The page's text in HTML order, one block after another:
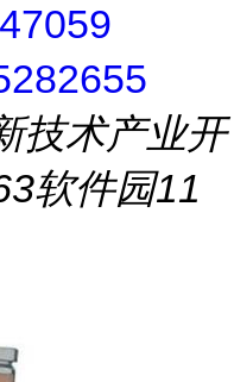
技术产业开
软件园11